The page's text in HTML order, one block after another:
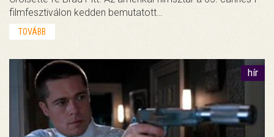
filmfesztiválon kedden bemutatott…
TOVÁBB
hír